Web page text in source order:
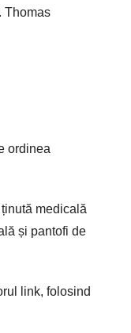
Thomas
ordinea
medicală
și pantofi de
link, folosind